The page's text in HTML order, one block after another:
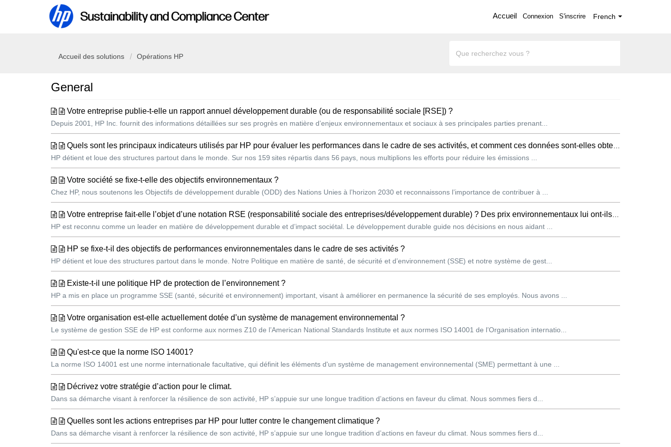
Accueil French
Connexion S'inscrire
Accueil des solutions Opérations HP
General
Votre entreprise publie-t-elle un rapport annuel développement durable (ou de responsabilité sociale [RSE]) ?
Depuis 2001, HP Inc. fournit des informations détaillées sur ses progrès en matière d’enjeux environnementaux et sociaux à ses principales parties prenant...
Quels sont les principaux indicateurs utilisés par HP pour évaluer les performances dans le cadre de ses activités, et comment ces données sont-elles obtenues ?
HP détient et loue des structures partout dans le monde. Sur nos 159 sites répartis dans 56 pays, nous multiplions les efforts pour réduire les émissions ...
Votre société se fixe-t-elle des objectifs environnementaux ?
Chez HP, nous soutenons les Objectifs de développement durable (ODD) des Nations Unies à l’horizon 2030 et reconnaissons l’importance de contribuer à ...
Votre entreprise fait-elle l’objet d’une notation RSE (responsabilité sociale des entreprises/développement durable) ? Des prix environnementaux lui ont-ils été décernés ?
HP est reconnu comme un leader en matière de développement durable et d’impact sociétal. Le développement durable guide nos décisions en nous aidant ...
HP se fixe-t-il des objectifs de performances environnementales dans le cadre de ses activités ?
HP détient et loue des structures partout dans le monde. Notre Politique en matière de santé, de sécurité et d’environnement (SSE) et notre système de gest...
Existe-t-il une politique HP de protection de l’environnement ?
HP a mis en place un programme SSE (santé, sécurité et environnement) important, visant à améliorer en permanence la sécurité de ses employés. Nous avons ...
Votre organisation est-elle actuellement dotée d’un système de management environnemental ?
Le système de gestion SSE de HP est conforme aux normes Z10 de l’American National Standards Institute et aux normes ISO 14001 de l’Organisation internatio...
Qu'est-ce que la norme ISO 14001?
La norme ISO 14001 est une norme internationale facultative, qui définit les éléments d'un système de management environnemental (SME) permettant à une ...
Décrivez votre stratégie d’action pour le climat.
Dans sa démarche visant à renforcer la résilience de son activité, HP s’appuie sur une longue tradition d’actions en faveur du climat. Nous sommes fiers d...
Quelles sont les actions entreprises par HP pour lutter contre le changement climatique ?
Dans sa démarche visant à renforcer la résilience de son activité, HP s’appuie sur une longue tradition d’actions en faveur du climat. Nous sommes fiers d...